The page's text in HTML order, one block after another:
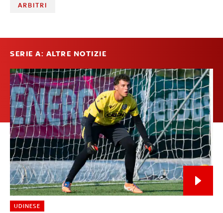
ARBITRI
SERIE A: ALTRE NOTIZIE
UDINESE